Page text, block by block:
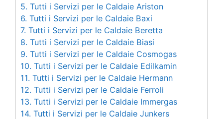
5. Tutti i Servizi per le Caldaie Ariston
6. Tutti i Servizi per le Caldaie Baxi
7. Tutti i Servizi per le Caldaie Beretta
8. Tutti i Servizi per le Caldaie Biasi
9. Tutti i Servizi per le Caldaie Cosmogas
10. Tutti i Servizi per le Caldaie Edilkamin
11. Tutti i Servizi per le Caldaie Hermann
12. Tutti i Servizi per le Caldaie Ferroli
13. Tutti i Servizi per le Caldaie Immergas
14. Tutti i Servizi per le Caldaie Junkers